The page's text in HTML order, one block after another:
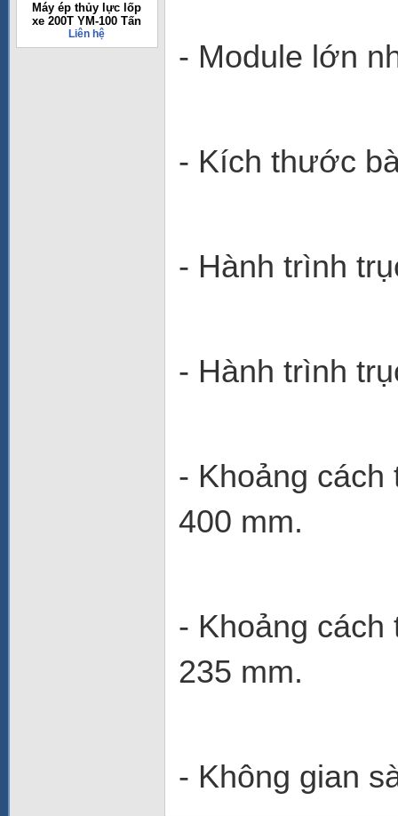
Máy ép thủy lực lốp
xe 200T YM-100 Tấn
Liên hệ
- Module lớn
- Kích thước
- Hành trình
- Hành trình
- Khoảng
400 mm.
- Khoảng
235 mm.
- Không gian